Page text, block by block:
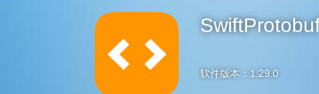
软件版本：1.29.0